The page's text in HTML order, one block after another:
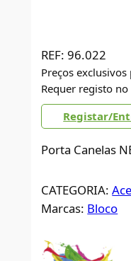
REF: 96.022
Preços
Requer registo no
Registar/
Porta Canelas
CATEGORIA:
Marcas: Bloco